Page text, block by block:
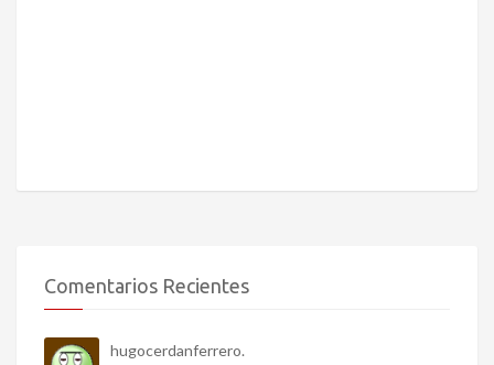
Comentarios Recientes
hugocerdanferrero.